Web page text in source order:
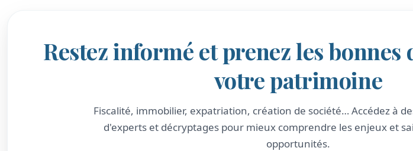
Restez informé et prenez les
votre patrimoine
Fiscalité, immobilier, expatriation, création de société… Accédez à
d'experts et décryptages pour mieux comprendre les enjeux et
opportunités.